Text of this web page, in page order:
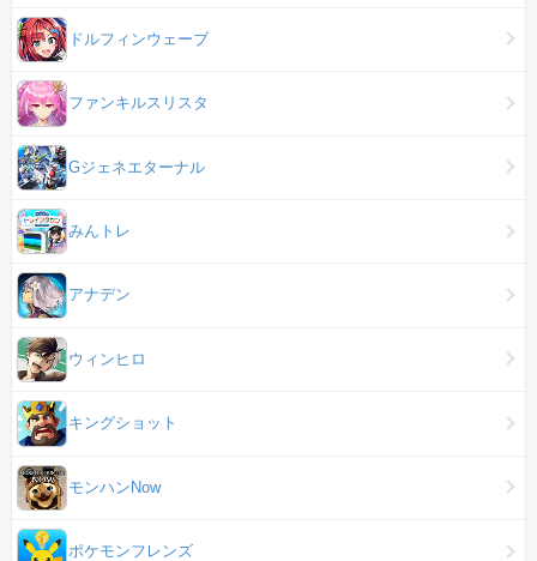
ドルフィンウェーブ
ファンキルスリスタ
Gジェネエターナル
みんトレ
アナデン
ウィンヒロ
キングショット
モンハンNow
ポケモンフレンズ